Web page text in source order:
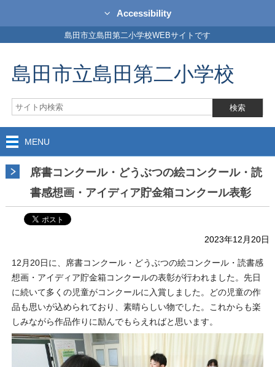
Accessibility
島田市立島田第二小学校WEBサイトです
島田市立島田第二小学校
MENU
席書コンクール・どうぶつの絵コンクール・読
書感想画・アイディア貯金箱コンクール表彰
2023年12月20日
12月20日に、席書コンクール・どうぶつの絵コンクール・読書感
想画・アイディア貯金箱コンクールの表彰が行われました。先日
に続いて多くの児童がコンクールに入賞しました。どの児童の作
品も思いが込められており、素晴らしい物でした。これからも楽
しみながら作品作りに励んでもらえればと思います。